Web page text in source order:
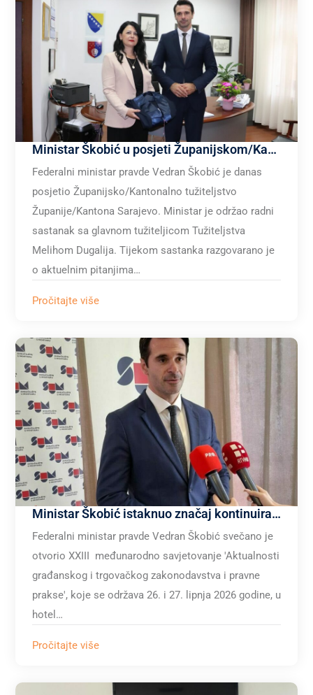
Ministar Škobić u posjeti Županijskom/Kantonalnom tužiteljstvu Županije/Kantona Sarajevo
Federalni ministar pravde Vedran Škobić je danas
posjetio Županijsko/Kantonalno tužiteljstvo
Županije/Kantona Sarajevo. Ministar je održao radni
sastanak sa glavnom tužiteljicom Tužiteljstva
Melihom Dugalija. Tijekom sastanka razgovarano je
o aktuelnim pitanjima…
Pročitajte više
Ministar Škobić istaknuo značaj kontinuiranog dijaloga između akademske zajednice i izvršne \ zakonodavne vlasti u procesu izrade prijedloga zakonskih rješenja
Federalni ministar pravde Vedran Škobić svečano je
otvorio XXIII međunarodno savjetovanje 'Aktualnosti
građanskog i trgovačkog zakonodavstva i pravne
prakse', koje se održava 26. i 27. lipnja 2026 godine, u
hotel…
Pročitajte više